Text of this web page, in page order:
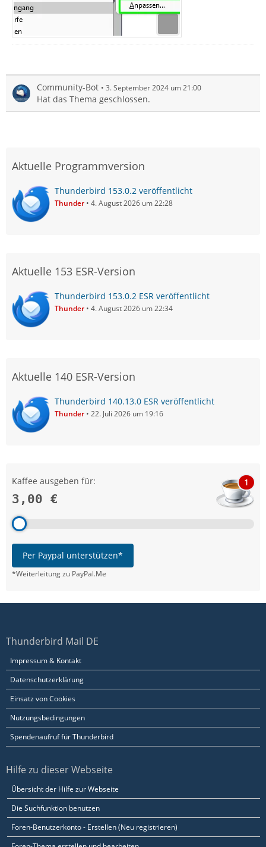
Community-Bot 3. September 2024 um 21:00
Hat das Thema geschlossen.
Aktuelle Programmversion
Thunderbird 153.0.2 veröffentlicht
Thunder 4. August 2026 um 22:28
Aktuelle 153 ESR-Version
Thunderbird 153.0.2 ESR veröffentlicht
Thunder 4. August 2026 um 22:34
Aktuelle 140 ESR-Version
Thunderbird 140.13.0 ESR veröffentlicht
Thunder 22. Juli 2026 um 19:16
Kaffee ausgeben für:
3,00 €
1
Per Paypal unterstützen*
*Weiterleitung zu PayPal.Me
Thunderbird Mail DE
Impressum & Kontakt
Datenschutzerklärung
Einsatz von Cookies
Nutzungsbedingungen
Spendenaufruf für Thunderbird
Hilfe zu dieser Webseite
Übersicht der Hilfe zur Webseite
Die Suchfunktion benutzen
Foren-Benutzerkonto - Erstellen (Neu registrieren)